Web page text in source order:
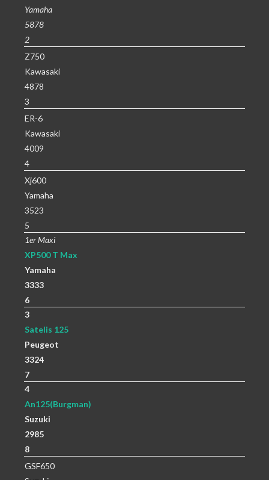
Yamaha
5878
2
Z750
Kawasaki
4878
3
ER-6
Kawasaki
4009
4
Xj600
Yamaha
3523
5
1er Maxi
XP500 T Max
Yamaha
3333
6
3
Satelis 125
Peugeot
3324
7
4
An125(Burgman)
Suzuki
2985
8
GSF650